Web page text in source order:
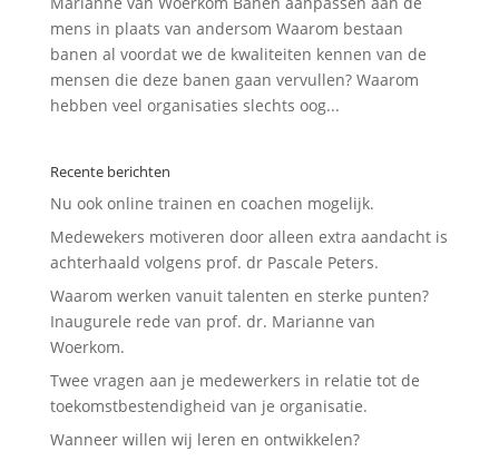
mens in plaats van andersom Waarom bestaan
banen al voordat we de kwaliteiten kennen van de
mensen die deze banen gaan vervullen? Waarom
hebben veel organisaties slechts oog...
Recente berichten
Nu ook online trainen en coachen mogelijk.
Medewekers motiveren door alleen extra aandacht is
achterhaald volgens prof. dr Pascale Peters.
Waarom werken vanuit talenten en sterke punten?
Inaugurele rede van prof. dr. Marianne van
Woerkom.
Twee vragen aan je medewerkers in relatie tot de
toekomstbestendigheid van je organisatie.
Wanneer willen wij leren en ontwikkelen?